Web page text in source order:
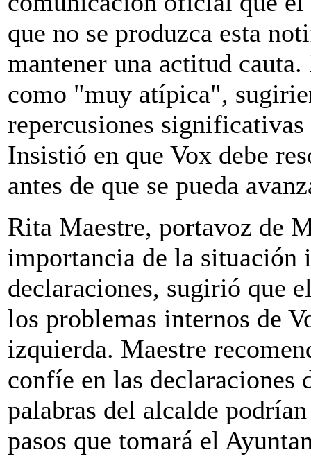
que no se produzca esta
mantener una actitud
como "muy atípica",
repercusiones
Insistió en que Vox debe
antes de que se pueda
Rita Maestre, portavoz de
importancia de la situación
declaraciones, sugirió que
los problemas internos de
izquierda. Maestre
confíe en las declaraciones
palabras del alcalde
pasos que tomará el